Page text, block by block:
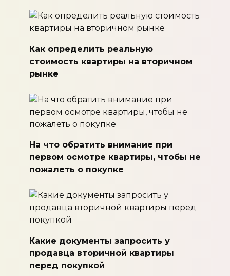
Как определить реальную
стоимость квартиры на вторичном
рынке
На что обратить внимание при
первом осмотре квартиры, чтобы не
пожалеть о покупке
Какие документы запросить у
продавца вторичной квартиры
перед покупкой